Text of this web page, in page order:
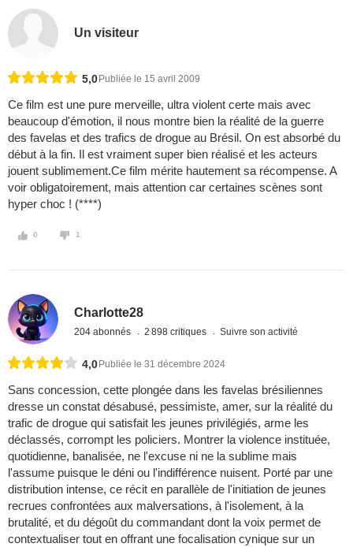
Un visiteur
5,0 Publiée le 15 avril 2009
Ce film est une pure merveille, ultra violent certe mais avec
beaucoup d'émotion, il nous montre bien la réalité de la guerre
des favelas et des trafics de drogue au Brésil. On est absorbé du
début à la fin. Il est vraiment super bien réalisé et les acteurs
jouent sublimement.Ce film mérite hautement sa récompense. A
voir obligatoirement, mais attention car certaines scènes sont
hyper choc ! (****)
0 1
Charlotte28
204 abonnés 2 898 critiques Suivre son activité
4,0 Publiée le 31 décembre 2024
Sans concession, cette plongée dans les favelas brésiliennes
dresse un constat désabusé, pessimiste, amer, sur la réalité du
trafic de drogue qui satisfait les jeunes privilégiés, arme les
déclassés, corrompt les policiers. Montrer la violence instituée,
quotidienne, banalisée, ne l'excuse ni ne la sublime mais
l'assume puisque le déni ou l'indifférence nuisent. Porté par une
distribution intense, ce récit en parallèle de l'initiation de jeunes
recrues confrontées aux malversations, à l'isolement, à la
brutalité, et du dégoût du commandant dont la voix permet de
contextualiser tout en offrant une focalisation cynique sur un